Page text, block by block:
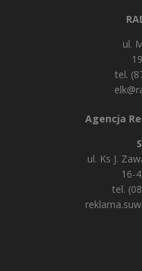
ul.
tel.
Agencja
ul. Ks J.
16-
tel.